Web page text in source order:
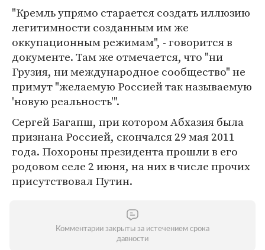
"Кремль упрямо старается создать иллюзию
легитимности созданным им же
оккупационным режимам", - говорится в
документе. Там же отмечается, что "ни
Грузия, ни международное сообщество" не
примут "желаемую Россией так называемую
'новую реальность'".
Сергей Багапш, при котором Абхазия была
признана Россией, скончался 29 мая 2011
года. Похороны президента прошли в его
родовом селе 2 июня, на них в числе прочих
присутствовал Путин.
Комментарии закрыты за истечением срока
давности